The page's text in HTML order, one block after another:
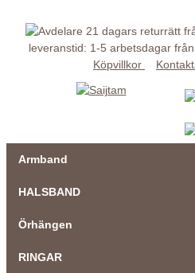
21 dagars returrätt
leveranstid: 1-5 arbetsdagar
Köpvillkor
Armband
HALSBAND
Örhängen
RINGAR